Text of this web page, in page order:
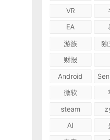
VR
EA
游族
独
财报
Android
微软
steam
AI